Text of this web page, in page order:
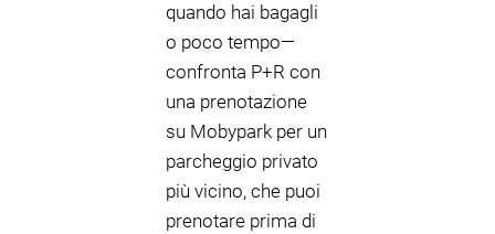
quando hai bagagli
o poco tempo—
confronta P+R con
una prenotazione
su Mobypark per un
parcheggio privato
più vicino, che puoi
prenotare prima di